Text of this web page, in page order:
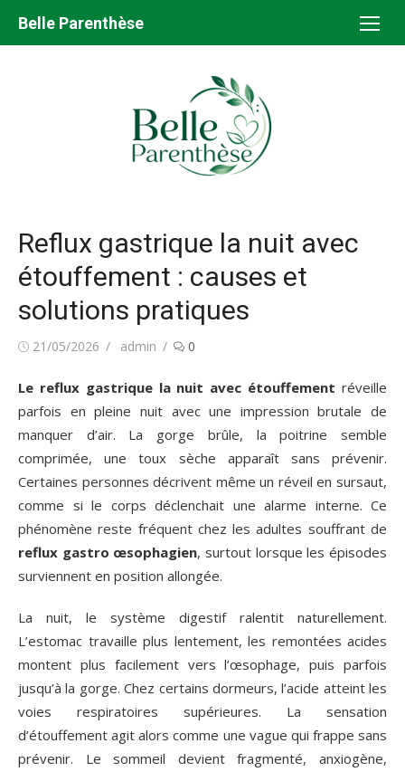
Belle Parenthèse
Reflux gastrique la nuit avec
étouffement : causes et
solutions pratiques
Publié21/05/2026 Auteur/autrice
admin 0
Le reflux gastrique la nuit avec étouffement réveille
parfois en pleine nuit avec une impression brutale de
manquer d’air. La gorge brûle, la poitrine semble
comprimée, une toux sèche apparaît sans prévenir.
Certaines personnes décrivent même un réveil en sursaut,
comme si le corps déclenchait une alarme interne. Ce
phénomène reste fréquent chez les adultes souffrant de
reflux gastro œsophagien, surtout lorsque les épisodes
surviennent en position allongée.
La nuit, le système digestif ralentit naturellement.
L’estomac travaille plus lentement, les remontées acides
montent plus facilement vers l’œsophage, puis parfois
jusqu’à la gorge. Chez certains dormeurs, l’acide atteint les
voies respiratoires supérieures. La sensation
d’étouffement agit alors comme une vague qui frappe sans
prévenir. Le sommeil devient fragmenté, anxiogène,